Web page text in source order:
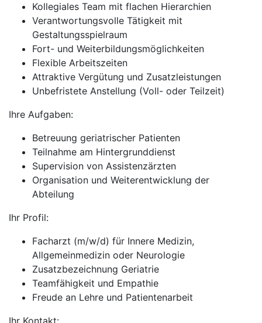
Kollegiales Team mit flachen Hierarchien
Verantwortungsvolle Tätigkeit mit
Gestaltungsspielraum
Fort- und Weiterbildungsmöglichkeiten
Flexible Arbeitszeiten
Attraktive Vergütung und Zusatzleistungen
Unbefristete Anstellung (Voll- oder Teilzeit)
Ihre Aufgaben:
Betreuung geriatrischer Patienten
Teilnahme am Hintergrunddienst
Supervision von Assistenzärzten
Organisation und Weiterentwicklung der
Abteilung
Ihr Profil:
Facharzt (m/w/d) für Innere Medizin,
Allgemeinmedizin oder Neurologie
Zusatzbezeichnung Geriatrie
Teamfähigkeit und Empathie
Freude an Lehre und Patientenarbeit
Ihr Kontakt: